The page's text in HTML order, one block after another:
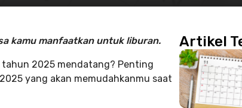
kamu manfaatkan untuk liburan.
2025 mendatang? Penting
yang akan memudahkanmu saat
Artikel